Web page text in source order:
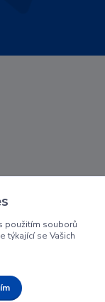
použitím souborů
týkající se Vašich